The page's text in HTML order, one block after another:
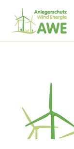
Inhalt
springen